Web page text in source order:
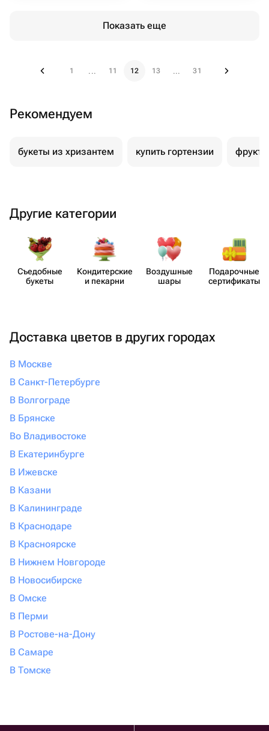
Показать еще
1 ... 11 12 13 ... 31
Рекомендуем
букеты из хризантем купить гортензии
Другие категории
Съедобные
букеты
Кондит​ерские
и пекарни
Воздушные
шары
Пода​рочные
серти​фикаты
Доставка цветов в других городах
В Москве
В Санкт-Петербурге
В Волгограде
В Брянске
Во Владивостоке
В Екатеринбурге
В Ижевске
В Казани
В Калининграде
В Краснодаре
В Красноярске
В Нижнем Новгороде
В Новосибирске
В Омске
В Перми
В Ростове-на-Дону
В Самаре
В Томске